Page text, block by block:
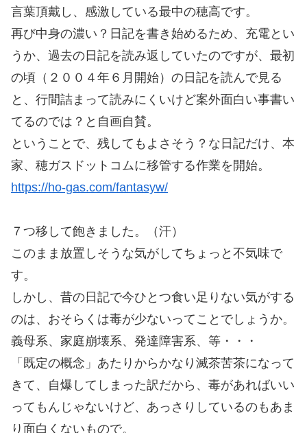
言葉頂戴し、感激している最中の穂高です。
再び中身の濃い？日記を書き始めるため、充電とい
うか、過去の日記を読み返していたのですが、最初
の頃（２００４年６月開始）の日記を読んで見る
と、行間詰まって読みにくいけど案外面白い事書い
てるのでは？と自画自賛。
ということで、残してもよさそう？な日記だけ、本
家、穂ガスドットコムに移管する作業を開始。
https://ho-gas.com/fantasyw/
７つ移して飽きました。（汗）
このまま放置しそうな気がしてちょっと不気味で
す。
しかし、昔の日記で今ひとつ食い足りない気がする
のは、おそらくは毒が少ないってことでしょうか。
義母系、家庭崩壊系、発達障害系、等・・・
「既定の概念」あたりからかなり滅茶苦茶になって
きて、自爆してしまった訳だから、毒があればいい
ってもんじゃないけど、あっさりしているのもあま
り面白くないもので。